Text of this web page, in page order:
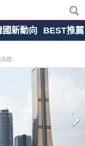
國新動向 BEST推薦
古迹